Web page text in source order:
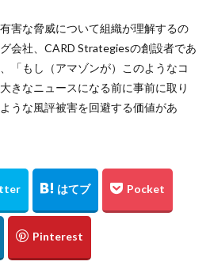
害な脅威について組織が理解するの
会社、CARD Strategiesの創設者であ
「もし（アマゾンが）このようなコ
きなニュースになる前に事前に取り
うな風評被害を回避する価値があ